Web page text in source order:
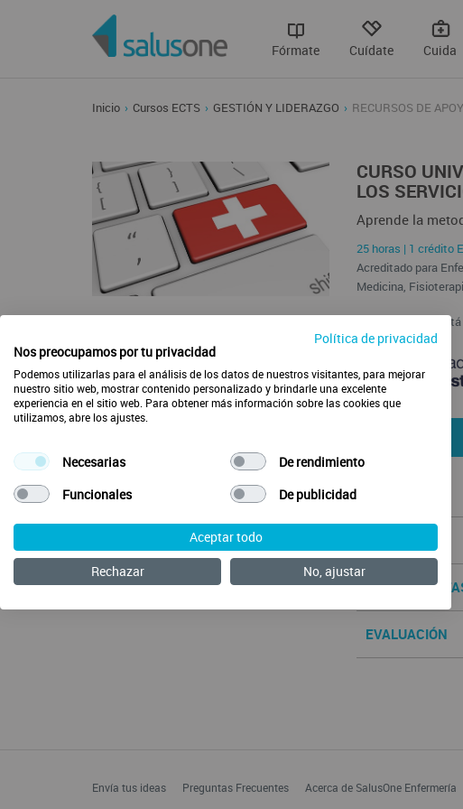
Fórmate Cuídate Cuida
Inicio Cursos ECTS GESTIÓN Y LIDERAZGO RECURSOS DE
CURSO
LOS
Aprende la
25 horas | 1 crédito
Acreditado para
Medicina,
Esta formación
EVALUACIÓN
Envía tus ideas Preguntas Frecuentes Acerca de SalusOne Enfermería
Política de privacidad
Nos preocupamos por tu privacidad
Podemos utilizarlas para el análisis de los datos de nuestros visitantes, para mejorar
nuestro sitio web, mostrar contenido personalizado y brindarle una excelente
experiencia en el sitio web. Para obtener más información sobre las cookies que
utilizamos, abre los ajustes.
Necesarias
De rendimiento
Funcionales
De publicidad
Aceptar todo
Rechazar
No, ajustar